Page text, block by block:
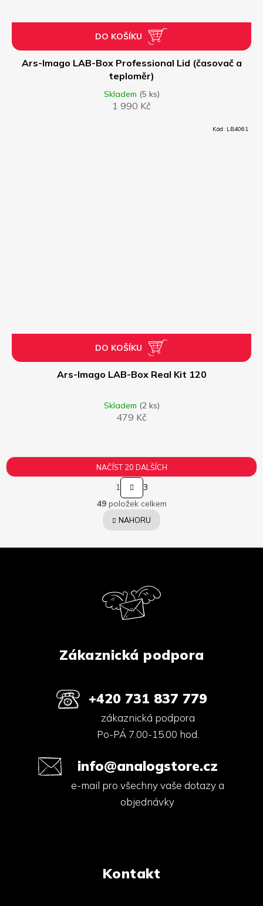
Ars-Imago LAB-Box Professional Lid (časovač a
teploměr)
Skladem (5 ks)
1 990 Kč
DO KOŠÍKU
Ars-Imago LAB-Box Real Kit 120
Skladem (2 ks)
479 Kč
DO KOŠÍKU
Kód: LB4061
O
v
l
a
r
v
k
p
NAČÍST 20 DALŠÍCH
S
t
r
n
v
1
3
49položek celkem
NAHORU
Zákaznická podpora
+420 731 837 779
zákaznická podpora
Po-PÁ 7.00-15.00 hod.
info@analogstore.cz
e-mail pro všechny vaše dotazy a
objednávky
Kontakt